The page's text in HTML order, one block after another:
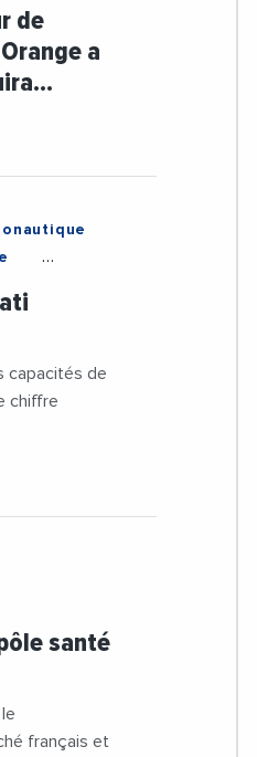
de
a
capacités de
chiffre
santé
français et